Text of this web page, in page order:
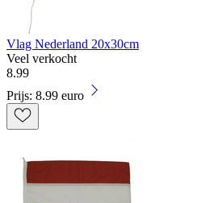
Vlag Nederland 20x30cm
Veel verkocht
8.99
Prijs: 8.99 euro